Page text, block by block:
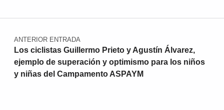
Navegación de entradas
ANTERIOR ENTRADA
Los ciclistas Guillermo Prieto y Agustín Álvarez,
ejemplo de superación y optimismo para los niños
y niñas del Campamento ASPAYM